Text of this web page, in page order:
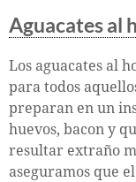
Aguacates al
Los aguacates al
para todos
preparan en un
huevos, bacon y
resultar extraño
aseguramos que